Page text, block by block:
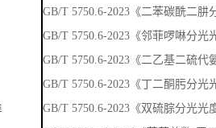
GB/T 5750.6-2023《二苯碳酰二
GB/T 5750.6-2023《邻菲啰啉分光
GB/T 5750.6-2023《二乙基二硫
GB/T 5750.6-2023《丁二酮肟分光
GB/T 5750.6-2023《双硫腙分光光